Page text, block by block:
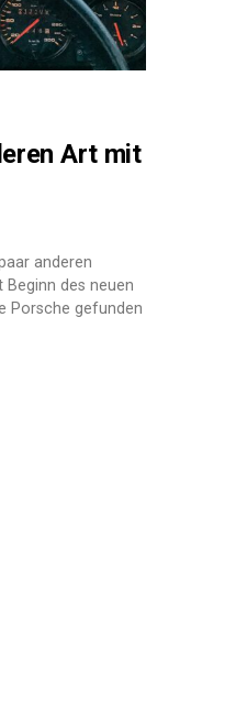
Art mit
anderen
des neuen
Porsche gefunden